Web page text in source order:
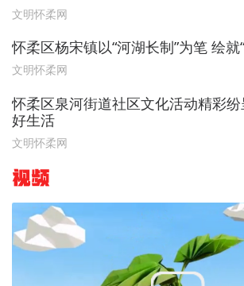
文明怀柔网
怀柔区杨宋镇以“河湖长制”为笔 绘就
文明怀柔网
怀柔区泉河街道社区文化活动精彩
好生活
文明怀柔网
视频